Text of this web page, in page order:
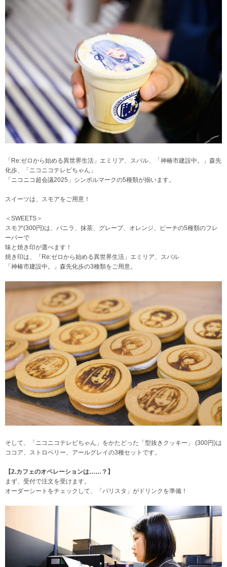
「Re:ゼロから始める異世界生活」エミリア、スバル、「神椿市建設中。」森先
化歩、「ニコニコテレビちゃん」
「ニコニコ超会議2025」シンボルマークの5種類が揃います。
スイーツは、スモアをご用意！
＜SWEETS＞
スモア(300円)は、バニラ、抹茶、グレープ、オレンジ、ピーチの5種類のフレ
ーバーで
味と焼き印が選べます！
焼き印は、「Re:ゼロから始める異世界生活」エミリア、スバル
「神椿市建設中。」森先化歩の3種類をご用意。
そして、「ニコニコテレビちゃん」をかたどった「型抜きクッキー」 (300円)は
ココア、ストロベリー、アールグレイの3種セットです。
【2.カフェのオペレーションは……？】
まず、受付で注文を受けます。
オーダーシートをチェックして、「バリスタ」がドリンクを準備！